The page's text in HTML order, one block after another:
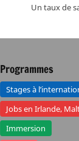
Un taux de
Programmes
Stages à
Jobs en Irlande,
Immersion